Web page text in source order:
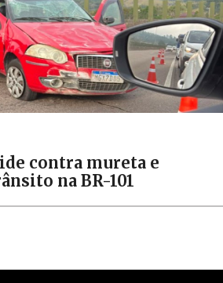
contra mureta e
na BR-101